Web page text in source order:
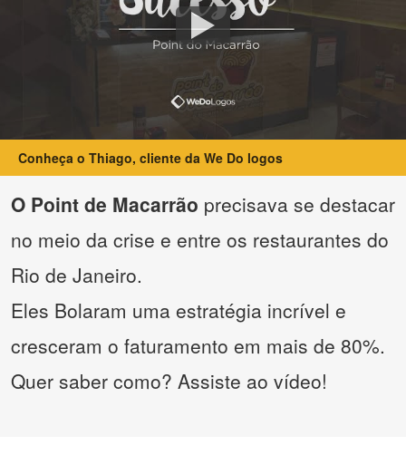
Conheça o Thiago, cliente da We Do logos
O Point de Macarrão precisava se destacar
no meio da crise e entre os restaurantes do
Rio de Janeiro.
Eles Bolaram uma estratégia incrível e
cresceram o faturamento em mais de 80%.
Quer saber como? Assiste ao vídeo!